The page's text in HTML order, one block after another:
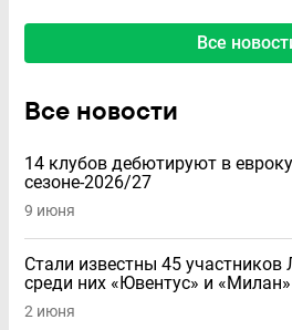
Все
Все новости
14 клубов дебютируют в
сезоне-2026/27
9 июня
Стали известны 45
среди них «Ювентус» и «Милан»
2 июня